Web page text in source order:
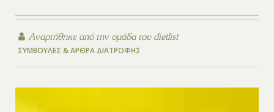
Αναρτήθηκε από τηνομάδα του dietlist
ΣΥΜΒΟΥΛΈΣ & ΆΡΘΡΑ ΔΙΑΤΡΟΦΉΣ